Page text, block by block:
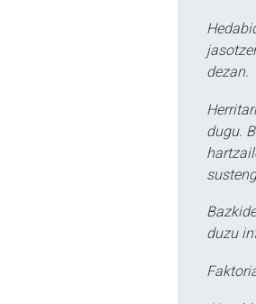
dezan.
dugu.
duzu